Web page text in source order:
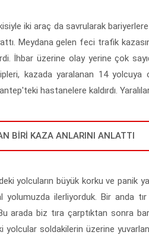
iki araç da savrularak
Meydana gelen feci trafik
İhbar üzerine olay yerine çok
kazada yaralanan 14 yolcuya
hastanelere kaldırdı.
BİRİ KAZA ANLARINI ANLATTI
yolcuların büyük korku ve panik
yolumuzda ilerliyorduk. Bir anda
arada biz tıra çarptıktan sonra
yolcular soldakilerin üzerine